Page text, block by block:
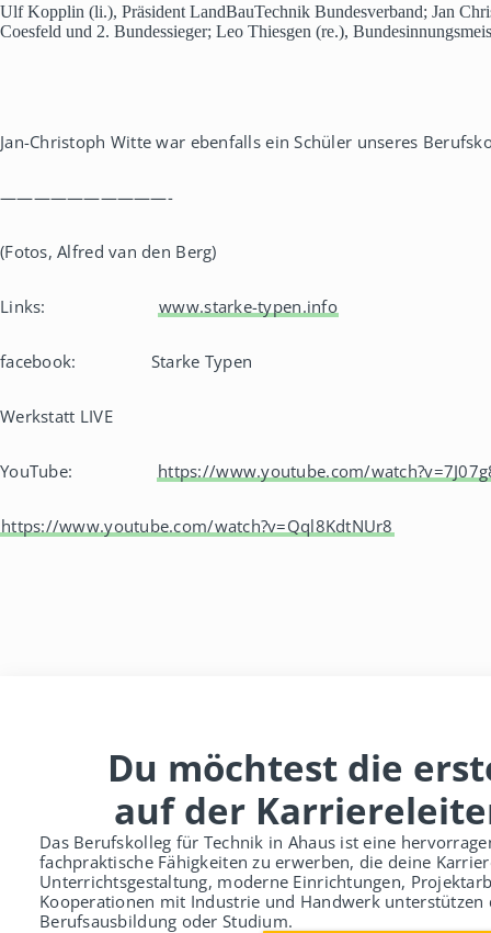
Ulf Kopplin (li.), Präsident LandBauTechnik Bundesverband; Jan
Coesfeld und 2. Bundessieger; Leo Thiesgen (re.),
Jan-Christoph Witte war ebenfalls ein Schüler unseres
——————————-
(Fotos, Alfred van den Berg)
Links: www.starke-typen.info
facebook: Starke Typen
Werkstatt LIVE
YouTube: https://www.youtube.com/
https://www.youtube.com/watch?v=Qql8KdtNUr8
Du möchtest die
auf der
Das Berufskolleg für Technik in Ahaus ist eine
fachpraktische Fähigkeiten zu erwerben, die deine
Unterrichtsgestaltung, moderne Einrichtungen,
Kooperationen mit Industrie und Handwerk unterstützen
Berufsausbildung oder Studium.